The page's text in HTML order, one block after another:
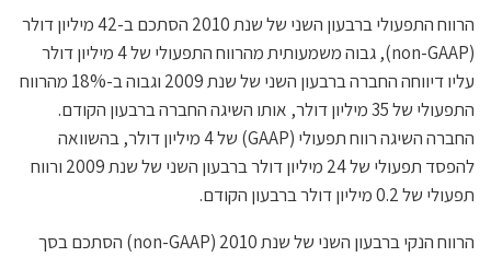
הרווח התפעולי ברבעון השני של שנת 2010 הסתכם ב-42 מיליון דולר
(non-GAAP), גבוה משמעותית מהרווח התפעולי של 4 מיליון דולר
עליו דיווחה החברה ברבעון השני של שנת 2009 וגבוה ב-18% מהרווח
התפעולי של 35 מיליון דולר, אותו השיגה החברה ברבעון הקודם.
החברה השיגה רווח תפעולי (GAAP) של 4 מיליון דולר, בהשוואה
להפסד תפעולי של 24 מיליון דולר ברבעון השני של שנת 2009 ורווח
תפעולי של 0.2 מיליון דולר ברבעון הקודם.
הרווח הנקי ברבעון השני של שנת 2010 (non-GAAP) הסתכם בסך